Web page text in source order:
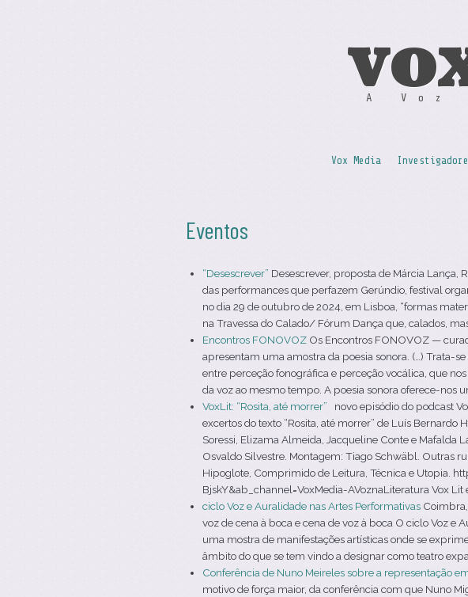
A
Vox Media
Eventos
“Desescrever” Desescrever, proposta de Márcia Lança,
das performances que perfazem Gerúndio, festival
no dia 29 de outubro de 2024, em Lisboa, “formas
na Travessa do Calado/ Fórum Dança que, calados,
Encontros FONOVOZ Os Encontros FONOVOZ —
apresentam uma amostra da poesia sonora. (…) Trata-
entre perceção fonográfica e perceção vocálica, que
da voz ao mesmo tempo. A poesia sonora oferece-nos
VoxLit: “Rosita, até morrer” novo episódio do podcast
excertos do texto “Rosita, até morrer” de Luís Bernardo
Soressi, Elizama Almeida, Jacqueline Conte e Mafalda
Osvaldo Silvestre. Montagem: Tiago Schwäbl. Outras
Hipoglote, Comprimido de Leitura, Técnica e Utopia.
BjskY&ab_channel=VoxMedia-AVoznaLiteratura Vox Lit
ciclo Voz e Auralidade nas Artes Performativas
voz de cena à boca e cena de voz à boca O ciclo Voz e
uma mostra de manifestações artísticas onde se
âmbito do que se tem vindo a designar como teatro
Conferência de Nuno Meireles sobre a representação
motivo de força maior, da conferência com que Nuno